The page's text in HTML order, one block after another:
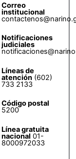
Correo
institucional
Notificaciones
judiciales
Líneas de
atención (602)
733 2133
Código postal
5200
Línea gratuita
nacional 01-
8000972033